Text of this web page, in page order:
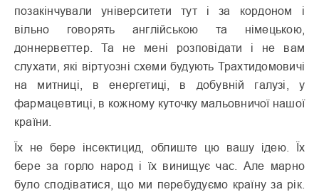
позакінчували університети тут і за кордоном і
вільно говорять англійською та німецькою,
доннерветтер. Та не мені розповідати і не вам
слухати, які віртуозні схеми будують Трахтидомовичі
на митниці, в енергетиці, в добувній галузі, у
фармацевтиці, в кожному куточку мальовничої нашої
країни.
Їх не бере інсектицид, облиште цю вашу ідею. Їх
бере за горло народ і їх винищує час. Але марно
було сподіватися, що ми перебудуємо країну за рік.